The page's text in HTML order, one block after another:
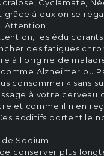
Cyclamate,
grâce à eux on se
Attention !
les
des fatigues
à l’origine de
Alzheimer ou
consommer « sans
à votre cerveau
et comme il n'en
additifs portent le
Sodium
conserver plus